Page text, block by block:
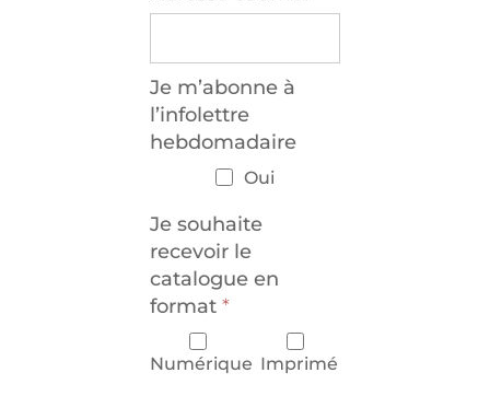
Je m’abonne à
l’infolettre
hebdomadaire
Oui
Je souhaite
recevoir le
catalogue en
format *
Numérique Imprimé